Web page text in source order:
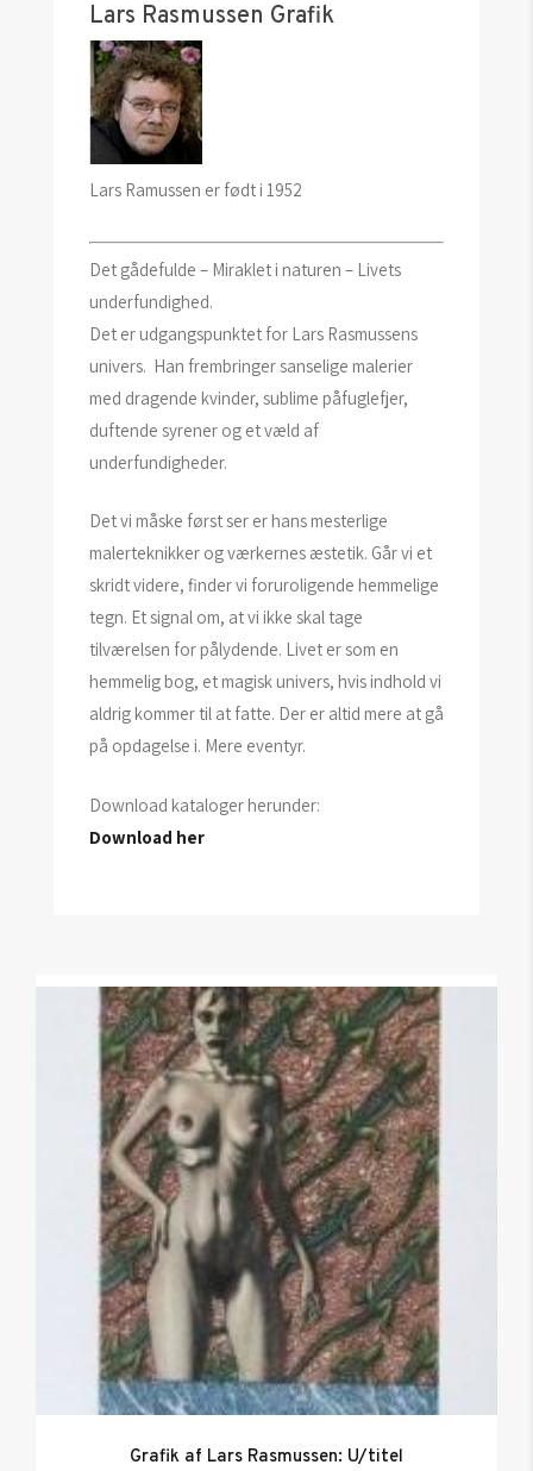
Lars Rasmussen Grafik
Lars Ramussen er født i 1952
Det gådefulde – Miraklet i naturen – Livets
underfundighed.
Det er udgangspunktet for Lars Rasmussens
univers. Han frembringer sanselige malerier
med dragende kvinder, sublime påfuglefjer,
duftende syrener og et væld af
underfundigheder.
Det vi måske først ser er hans mesterlige
malerteknikker og værkernes æstetik. Går vi et
skridt videre, finder vi foruroligende hemmelige
tegn. Et signal om, at vi ikke skal tage
tilværelsen for pålydende. Livet er som en
hemmelig bog, et magisk univers, hvis indhold vi
aldrig kommer til at fatte. Der er altid mere at gå
på opdagelse i. Mere eventyr.
Download kataloger herunder:
Download her
Grafik af Lars Rasmussen: U/titel